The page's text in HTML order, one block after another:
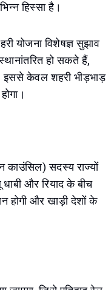
हिस्सा है।
योजना विशेषज्ञ सुझाव
हो सकते हैं,
केवल शहरी भीड़भाड़
काउंसिल) सदस्य राज्यों
और रियाद के बीच
होगी और खाड़ी देशों के